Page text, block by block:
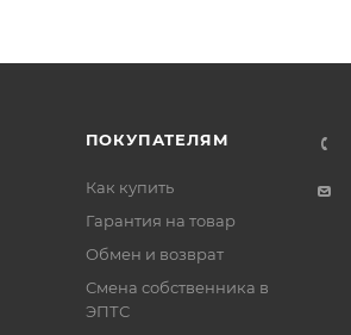
ПОКУПАТЕЛЯМ
Как купить
Гарантия на товар
Обмен и возврат
Смена собственника в
ЭПТС